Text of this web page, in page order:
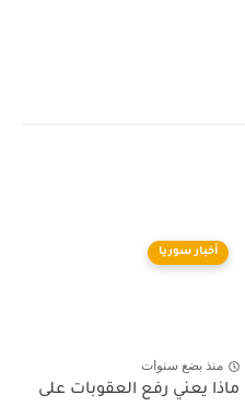
أخبار سوريا
منذ بضع سنوات
ماذا يعني رفع العقوبات على